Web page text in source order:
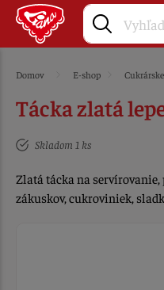
Domov E-shop
Tácka zlatá
Skladom 1 ks
Zlatá tácka na
zákuskov, cukroviniek,